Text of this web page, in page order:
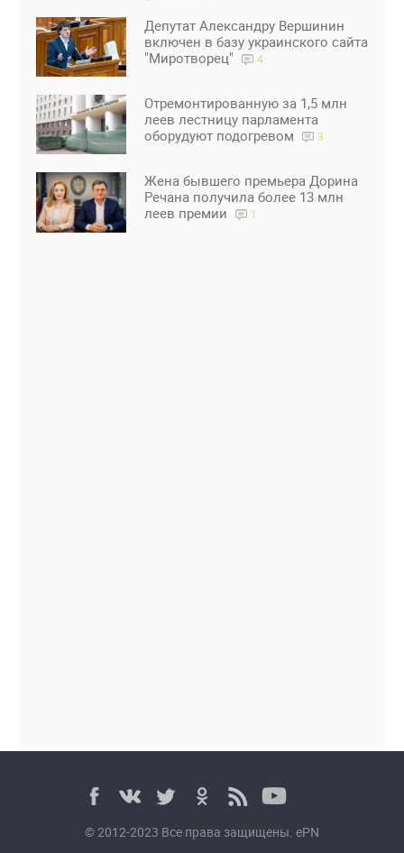
Депутат Александру Вершинин
включен в базу украинского сайта
"Миротворец"
4
Отремонтированную за 1,5 млн
леев лестницу парламента
оборудуют подогревом
3
Жена бывшего премьера Дорина
Речана получила более 13 млн
леев премии
1
© 2012-2023 Все права защищены. ePN